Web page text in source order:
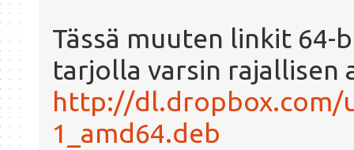
Tässä muuten linkit 64-
tarjolla varsin rajallisen
http://dl.dropbox.com/
1_amd64.deb